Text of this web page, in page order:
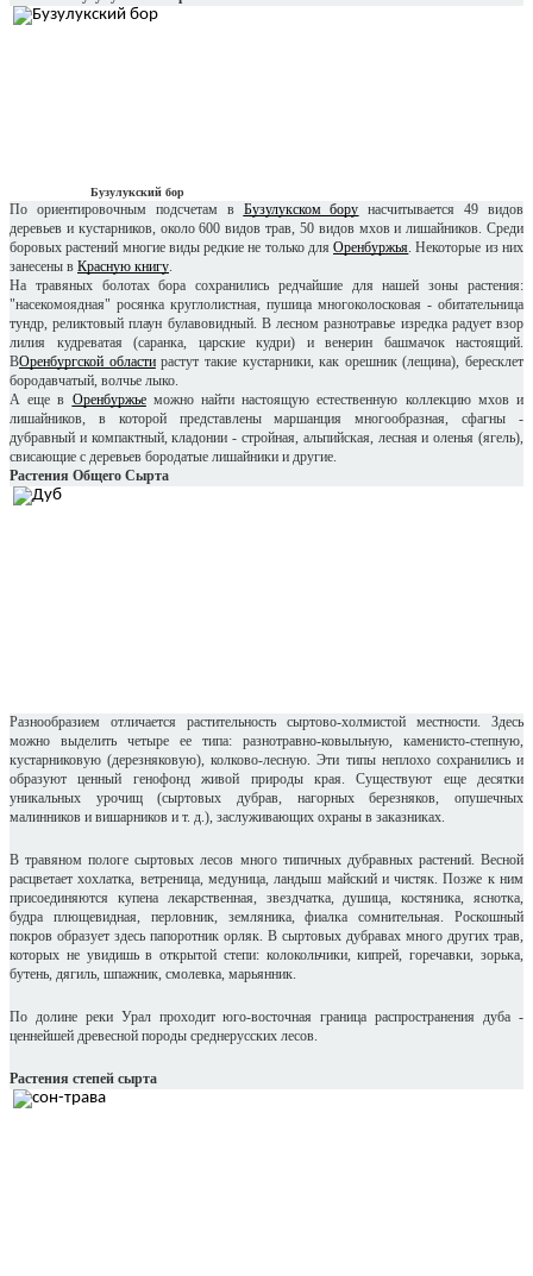
Бузулукский бор
По ориентировочным подсчетам в Бузулукском бору насчитывается 49 видов
деревьев и кустарников, около 600 видов трав, 50 видов мхов и лишайников. Среди
боровых растений многие виды редкие не только дляОренбуржья . Некоторые из них
занесены в Красную книгу
На травяных болотах бора сохранились редчайшие для нашей зоны растения:
"насекомоядная" росянка круглолистная, пушица многоколосковая - обитательница
тундр, реликтовый плаун булавовидный. В лесном разнотравье изредка радует взор
лилия кудреватая (саранка, царские кудри) и венерин башмачок настоящий.
ВОренбургской областирастут такие кустарники, как орешник (лещина), бересклет
бородавчатый, волчье лыко.
А еще в Оренбуржьеможно найти настоящую естественную коллекцию мхов и
лишайников, в которой представлены маршанция многообразная, сфагны -
дубравный и компактный, кладонии - стройная, альпийская, лесная и оленья (ягель),
свисающие с деревьев бородатые лишайники и другие.
Растения Общего Сырта
Разнообразием отличается растительность сыртово-холмистой местности. Здесь
можно выделить четыре ее типа: разнотравно-ковыльную, каменисто-степную,
кустарниковую (дерезняковую), колково-лесную. Эти типы неплохо сохранились и
образуют ценный генофонд живой природы края. Существуют еще десятки
уникальных урочищ (сыртовых дубрав, нагорных березняков, опушечных
малинников и вишарников и т. д.), заслуживающих охраны в заказниках.
В травяном пологе сыртовых лесов много типичных дубравных растений. Весной
расцветает хохлатка, ветреница, медуница, ландыш майский и чистяк. Позже к ним
присоединяются купена лекарственная, звездчатка, душица, костяника, яснотка,
будра плющевидная, перловник, земляника, фиалка сомнительная. Роскошный
покров образует здесь папоротник орляк. В сыртовых дубравах много других трав,
которых не увидишь в открытой степи: колокольчики, кипрей, горечавки, зорька,
бутень, дягиль, шпажник, смолевка, марьянник.
По долине реки Урал проходит юго-восточная граница распространения дуба -
ценнейшей древесной породы среднерусских лесов.
Растения степей сырта